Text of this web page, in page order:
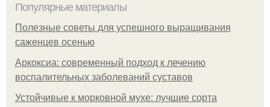
Популярные материалы
Полезные советы для успешного выращивания
саженцев осенью
Аркоксиа: современный подход к лечению
воспалительных заболеваний суставов
Устойчивые к морковной мухе: лучшие сорта